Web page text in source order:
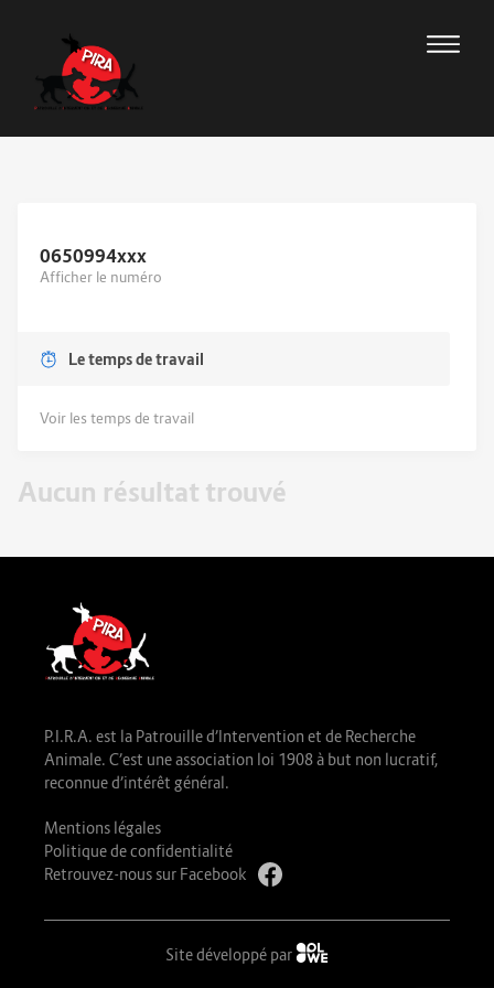
0650994xxx
Afficher le numéro
Le temps de travail
Voir les temps de travail
Aucun résultat trouvé
P.I.R.A. est la Patrouille d’Intervention et de Recherche
Animale. C’est une association loi 1908 à but non lucratif,
reconnue d’intérêt général.
Mentions légales
Politique de confidentialité
Retrouvez-nous sur Facebook
Site développé par